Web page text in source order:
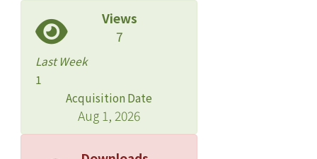
Views
7
Last Week
1
Acquisition Date
Aug 1, 2026